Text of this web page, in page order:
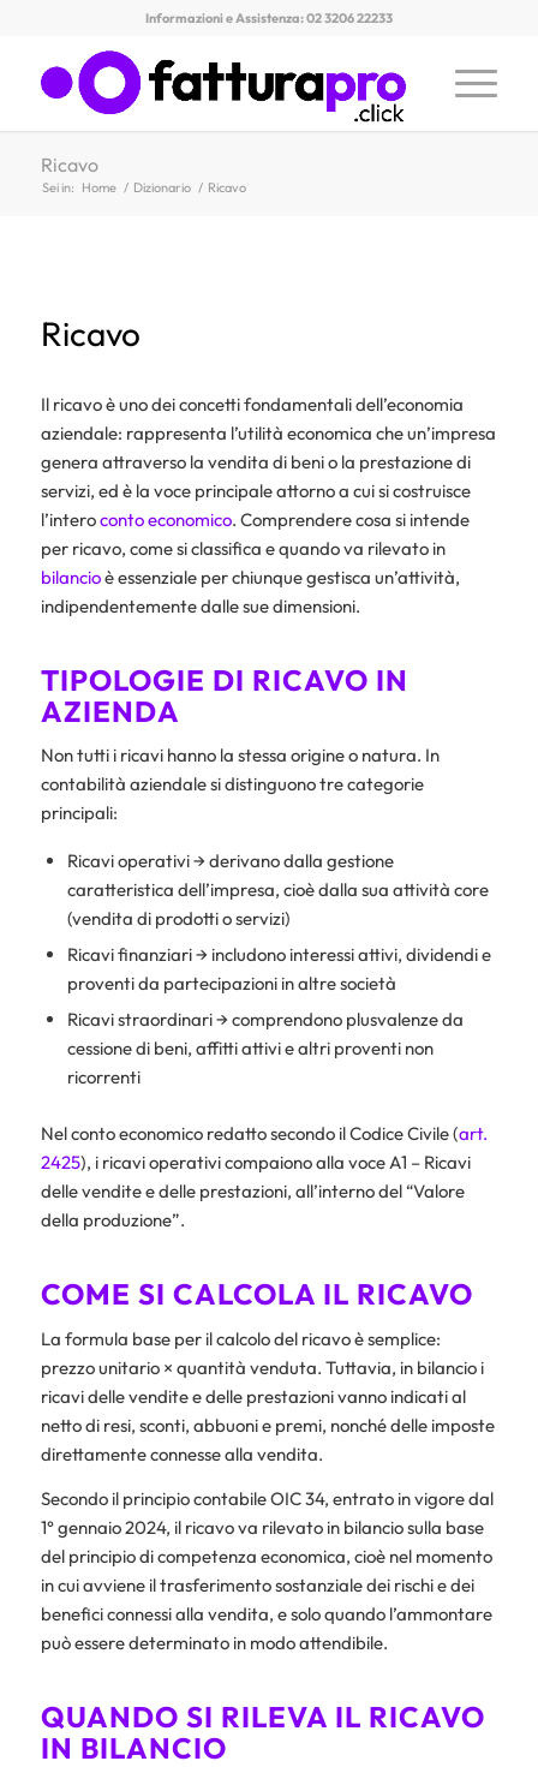
Informazioni e Assistenza: 02 3206 22233
Ricavo
Sei in: Home / Dizionario / Ricavo
Ricavo
Il ricavo è uno dei concetti fondamentali dell’economia
aziendale: rappresenta l’utilità economica che un’impresa
genera attraverso la vendita di beni o la prestazione di
servizi, ed è la voce principale attorno a cui si costruisce
l’interoconto economico. Comprendere cosa si intende
per ricavo, come si classifica e quando va rilevato in
bilancioè essenziale per chiunque gestisca un’attività,
indipendentemente dalle sue dimensioni.
TIPOLOGIE DI RICAVO IN
AZIENDA
Non tutti i ricavi hanno la stessa origine o natura. In
contabilità aziendale si distinguono tre categorie
principali:​
Ricavi operativi → derivano dalla gestione
caratteristica dell’impresa, cioè dalla sua attività core
(vendita di prodotti o servizi)
Ricavi finanziari → includono interessi attivi, dividendi e
proventi da partecipazioni in altre società
Ricavi straordinari → comprendono plusvalenze da
cessione di beni, affitti attivi e altri proventi non
ricorrenti
Nel conto economico redatto secondo il Codice Civile (art.
2425), i ricavi operativi compaiono alla voce A1 – Ricavi
delle vendite e delle prestazioni, all’interno del “Valore
della produzione”.
COME SI CALCOLA IL RICAVO
La formula base per il calcolo del ricavo è semplice:
prezzo unitario × quantità venduta. Tuttavia, in bilancio i
ricavi delle vendite e delle prestazioni vanno indicati al
netto di resi, sconti, abbuoni e premi, nonché delle imposte
direttamente connesse alla vendita.
Secondo il principio contabile OIC 34, entrato in vigore dal
1° gennaio 2024, il ricavo va rilevato in bilancio sulla base
del principio di competenza economica, cioè nel momento
in cui avviene il trasferimento sostanziale dei rischi e dei
benefici connessi alla vendita, e solo quando l’ammontare
può essere determinato in modo attendibile.
QUANDO SI RILEVA IL RICAVO
IN BILANCIO